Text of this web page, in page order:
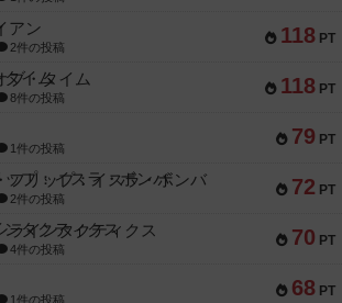
118 PT
アン
2件の投稿
118 PT
ブ・タイム
8件の投稿
79 PT
1件の投稿
72 PT
フリップ：イスラ・ボンバ
2件の投稿
70 PT
ラインタクティクス
4件の投稿
68 PT
1件の投稿